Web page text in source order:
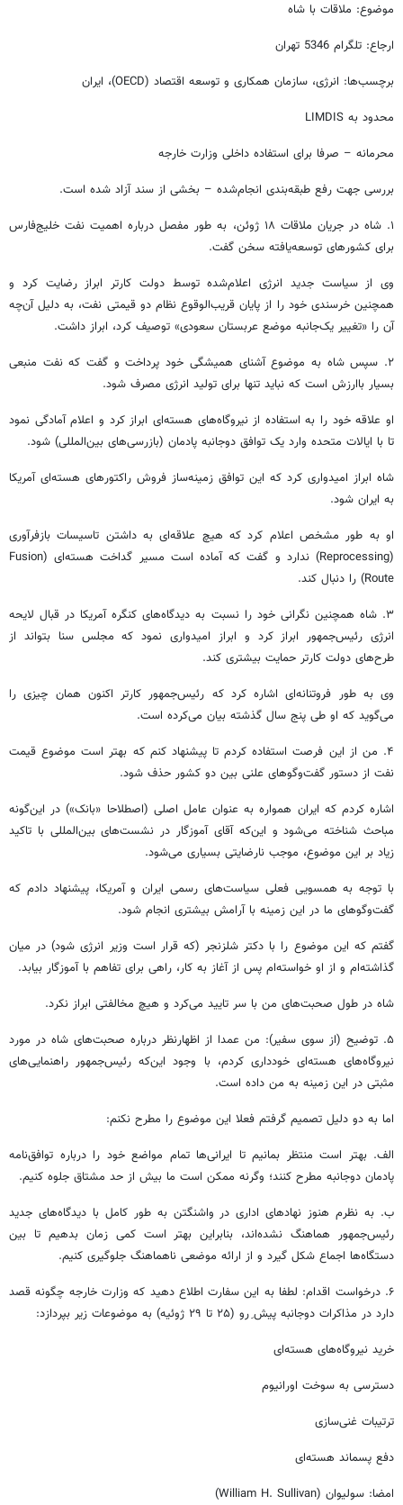
موضوع: ملاقات با شاه
ارجاع: تلگرام 5346 تهران
برچسب‌ها: انرژی، سازمان همکاری و توسعه اقتصاد (OECD)، ایران
محدود به LIMDIS
محرمانه – صرفا برای استفاده داخلی وزارت خارجه
بررسی جهت رفع طبقه‌بندی انجام‌شده – بخشی از سند آزاد شده است.
۱. شاه در جریان ملاقات ۱۸ ژوئن، به ‌طور مفصل درباره اهمیت نفت خلیج‌فارس
برای کشورهای توسعه‌یافته سخن گفت.
وی از سیاست جدید انرژی اعلام‌شده توسط دولت کارتر ابراز رضایت کرد و
همچنین خرسندی خود را از پایان قریب‌الوقوع نظام دو قیمتی نفت، به ‌دلیل آن‌چه
آن را «تغییر یک‌جانبه موضع عربستان سعودی» توصیف کرد، ابراز داشت.
۲. سپس شاه به موضوع آشنای همیشگی خود پرداخت و گفت که نفت منبعی
بسیار باارزش است که نباید تنها برای تولید انرژی مصرف شود.
او علاقه خود را به استفاده از نیروگاه‌های هسته‌ای ابراز کرد و اعلام آمادگی نمود
تا با ایالات متحده وارد یک توافق دوجانبه پادمان (بازرسی‌های بین‌المللی) شود.
شاه ابراز امیدواری کرد که این توافق زمینه‌ساز فروش راکتورهای هسته‌ای آمریکا
به ایران شود.
او به ‌طور مشخص اعلام کرد که هیچ علاقه‌ای به داشتن تاسیسات بازفرآوری
(Reprocessing) ندارد و گفت که آماده است مسیر گداخت هسته‌ای (Fusion
Route) را دنبال کند.
۳. شاه همچنین نگرانی خود را نسبت به دیدگاه‌های کنگره آمریکا در قبال لایحه
انرژی رئیس‌جمهور ابراز کرد و ابراز امیدواری نمود که مجلس سنا بتواند از
طرح‌های دولت کارتر حمایت بیشتری کند.
وی به ‌طور فروتنانه‌ای اشاره کرد که رئیس‌جمهور کارتر اکنون همان چیزی را
می‌گوید که او طی پنج سال گذشته بیان می‌کرده است.
۴. من از این فرصت استفاده کردم تا پیشنهاد کنم که بهتر است موضوع قیمت
نفت از دستور گفت‌وگوهای علنی بین دو کشور حذف شود.
اشاره کردم که ایران همواره به ‌عنوان عامل اصلی (اصطلاحا «بانک») در این‌گونه
مباحث شناخته می‌شود و این‌که آقای آموزگار در نشست‌های بین‌المللی با تاکید
زیاد بر این موضوع، موجب نارضایتی بسیاری می‌شود.
با توجه به همسویی فعلی سیاست‌های رسمی ایران و آمریکا، پیشنهاد دادم که
گفت‌وگوهای ما در این زمینه با آرامش بیشتری انجام شود.
گفتم که این موضوع را با دکتر شلزنجر (که قرار است وزیر انرژی شود) در میان
گذاشته‌ام و از او خواسته‌ام پس از آغاز به کار، راهی برای تفاهم با آموزگار بیابد.
شاه در طول صحبت‌های من با سر تایید می‌کرد و هیچ مخالفتی ابراز نکرد.
۵. توضیح (از سوی سفیر): من عمدا از اظهارنظر درباره صحبت‌های شاه در مورد
نیروگاه‌های هسته‌ای خودداری کردم، با وجود این‌که رئیس‌جمهور راهنمایی‌های
مثبتی در این زمینه به من داده است.
اما به دو دلیل تصمیم گرفتم فعلا این موضوع را مطرح نکنم:
الف. بهتر است منتظر بمانیم تا ایرانی‌ها تمام مواضع خود را درباره توافق‌نامه
پادمان دوجانبه مطرح کنند؛ وگرنه ممکن است ما بیش‌ از حد مشتاق جلوه کنیم.
ب. به نظرم هنوز نهادهای اداری در واشنگتن به ‌طور کامل با دیدگاه‌های جدید
رئیس‌جمهور هماهنگ نشده‌اند، بنابراین بهتر است کمی زمان بدهیم تا بین
دستگاه‌ها اجماع شکل گیرد و از ارائه موضعی ناهماهنگ جلوگیری کنیم.
۶. درخواست اقدام: لطفا به این سفارت اطلاع دهید که وزارت خارجه چگونه قصد
دارد در مذاکرات دوجانبه پیش ‌ِرو (۲۵ تا ۲۹ ژوئیه) به موضوعات زیر بپردازد:
خرید نیروگاه‌های هسته‌ای
دسترسی به سوخت اورانیوم
ترتیبات غنی‌سازی
دفع پسماند هسته‌ای
امضا: سولیوان (William H. Sullivan)